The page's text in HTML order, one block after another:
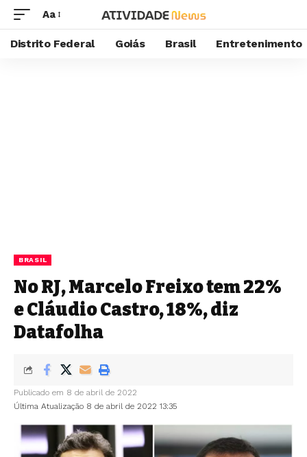
Aa
Distrito Federal Goiás Brasil Entretenimento
BRASIL
No RJ, Marcelo Freixo tem 22%
e Cláudio Castro, 18%, diz
Datafolha
Última Atualização 8 de abril de 2022 13:35
Publicado em 8 de abril de 2022